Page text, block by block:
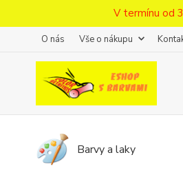
V termínu od
O nás Vše o nákupu
Barvy a laky